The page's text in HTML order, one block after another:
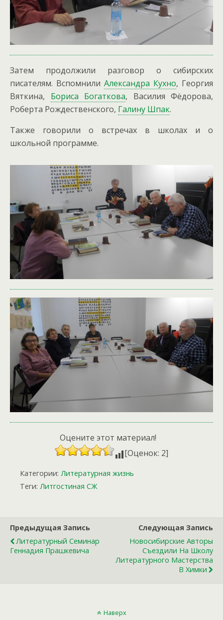
Затем продолжили разговор о сибирских
писателям. Вспомнили Александра Кухно, Георгия
Вяткина, Бориса Богаткова, Василия Фёдорова,
Роберта Рождественского, Галину Шпак.
Также говорили о встречах в школах и о
школьной программе.
Оцените этот материал!
[Оценок: 2]
Категории: Литературная жизнь
Теги: Литгостиная СЖ
Предыдущая Запись
Литературный Семинар
Геннадия Прашкевича
Следующая Запись
Новосибирские Авторы
Съездили На Школу
Литературного Мастерства
В Химки
Наверх